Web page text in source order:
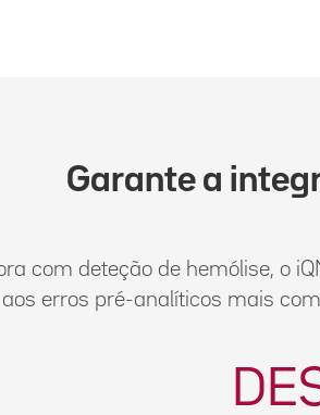
Garante a
com deteção de hemólise, o
aos erros pré-analíticos mais